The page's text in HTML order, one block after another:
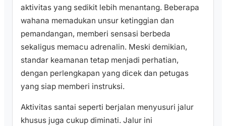
aktivitas yang sedikit lebih menantang. Beberapa
wahana memadukan unsur ketinggian dan
pemandangan, memberi sensasi berbeda
sekaligus memacu adrenalin. Meski demikian,
standar keamanan tetap menjadi perhatian,
dengan perlengkapan yang dicek dan petugas
yang siap memberi instruksi.
Aktivitas santai seperti berjalan menyusuri jalur
khusus juga cukup diminati. Jalur ini